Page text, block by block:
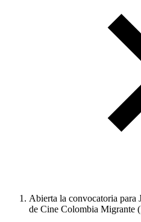
Abierta la convocatoria para
de Cine Colombia Migrante